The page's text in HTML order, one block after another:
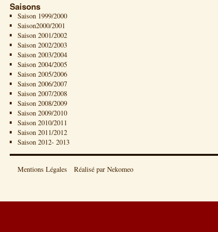
Saisons
Saison 1999/2000
Saison2000/2001
Saison 2001/2002
Saison 2002/2003
Saison 2003/2004
Saison 2004/2005
Saison 2005/2006
Saison 2006/2007
Saison 2007/2008
Saison 2008/2009
Saison 2009/2010
Saison 2010/2011
Saison 2011/2012
Saison 2012- 2013
Mentions Légales Réalisé par Nekomeo